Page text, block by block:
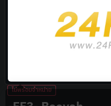
ไม่พร้อมจำหน่าย